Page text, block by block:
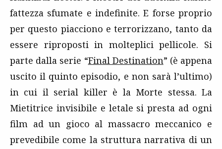
fattezza sfumate e indefinite. E forse proprio
per questo piacciono e terrorizzano, tanto da
essere riproposti in molteplici pellicole. Si
parte dalla serie “Final Destination” (è appena
uscito il quinto episodio, e non sarà l’ultimo)
in cui il serial killer è la Morte stessa. La
Mietitrice invisibile e letale si presta ad ogni
film ad un gioco al massacro meccanico e
prevedibile come la struttura narrativa di un